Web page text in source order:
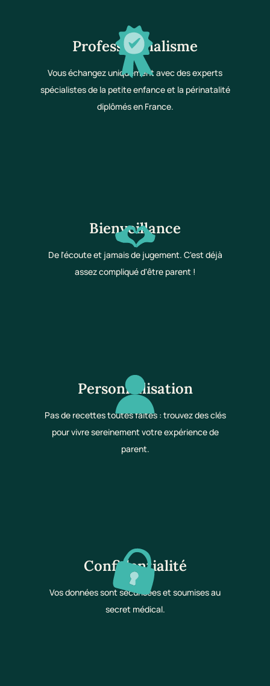
Professionnalisme
Vous échangez uniquement avec des experts
spécialistes de la petite enfance et la périnatalité
diplômés en France.
Bienveillance
De l'écoute et jamais de jugement. C'est déjà
assez compliqué d'être parent !
Personnalisation
Pas de recettes toutes faites : trouvez des clés
pour vivre sereinement votre expérience de
parent.
Confidentialité
Vos données sont sécurisées et soumises au
secret médical.